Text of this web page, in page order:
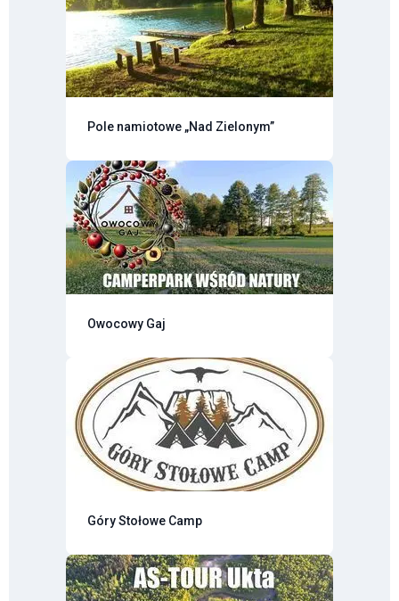
Pole namiotowe „Nad Zielonym”
Owocowy Gaj
Góry Stołowe Camp